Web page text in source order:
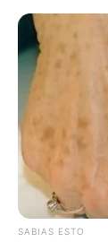
Instagram
Maluma
Por:Mayra
Marzo 31,
SABIAS ESTO